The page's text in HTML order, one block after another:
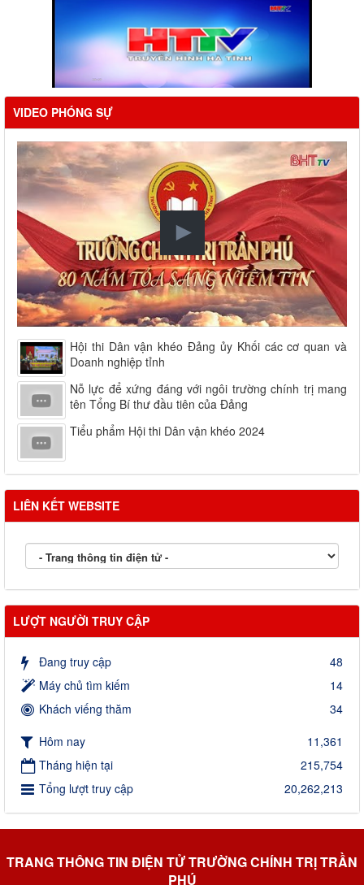
VIDEO PHÓNG SỰ
Hội thi Dân vận khéo Đảng ủy Khối các cơ quan và
Doanh nghiệp tỉnh
Nỗ lực để xứng đáng với ngôi trường chính trị mang
tên Tổng Bí thư đầu tiên của Đảng
Tiểu phẩm Hội thi Dân vận khéo 2024
LIÊN KẾT WEBSITE
LƯỢT NGƯỜI TRUY CẬP
Đang truy cập
48
Máy chủ tìm kiếm
14
Khách viếng thăm
34
Hôm nay
11,361
Tháng hiện tại
215,754
Tổng lượt truy cập
20,262,213
TRANG THÔNG TIN ĐIỆN TỬ TRƯỜNG CHÍNH TRỊ TRẦN
PHÚ